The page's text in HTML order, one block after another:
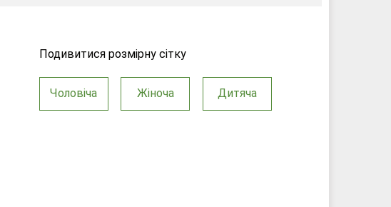
Подивитися розмірну сітку
Чоловіча Жіноча Дитяча